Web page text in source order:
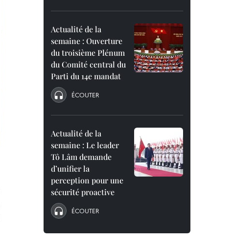
Actualité de la
semaine : Ouverture
du troisième Plénum
du Comité central du
Parti du 14e mandat
ÉCOUTER
Actualité de la
semaine : Le leader
Tô Lâm demande
d’unifier la
perception pour une
sécurité proactive
ÉCOUTER